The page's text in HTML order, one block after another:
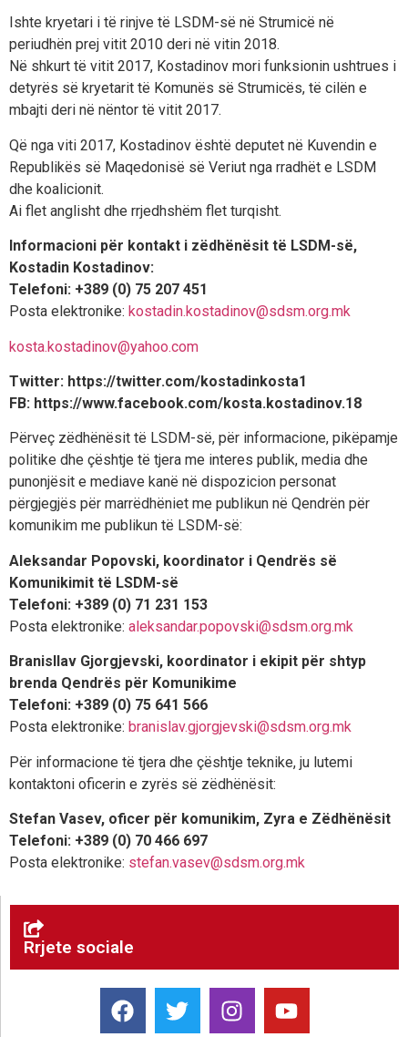
Ishte kryetari i të rinjve të LSDM-së në Strumicë në
periudhën prej vitit 2010 deri në vitin 2018.
Në shkurt të vitit 2017, Kostadinov mori funksionin ushtrues i
detyrës së kryetarit të Komunës së Strumicës, të cilën e
mbajti deri në nëntor të vitit 2017.
Që nga viti 2017, Kostadinov është deputet në Kuvendin e
Republikës së Maqedonisë së Veriut nga rradhët e LSDM
dhe koalicionit.
Ai flet anglisht dhe rrjedhshëm flet turqisht.
Informacioni për kontakt i zëdhënësit të LSDM-së,
Kostadin Kostadinov:
Telefoni: +389 (0) 75 207 451
Posta elektronike: kostadin.kostadinov@sdsm.org.mk
kosta.kostadinov@yahoo.com
Twitter: https://twitter.com/kostadinkosta1
FB: https://www.facebook.com/kosta.kostadinov.18
Përveç zëdhënësit të LSDM-së, për informacione, pikëpamje
politike dhe çështje të tjera me interes publik, media dhe
punonjësit e mediave kanë në dispozicion personat
përgjegjës për marrëdhëniet me publikun në Qendrën për
komunikim me publikun të LSDM-së:
Aleksandar Popovski, koordinator i Qendrës së
Komunikimit të LSDM-së
Telefoni: +389 (0) 71 231 153
Posta elektronike: aleksandar.popovski@sdsm.org.mk
Branisllav Gjorgjevski, koordinator i ekipit për shtyp
brenda Qendrës për Komunikime
Telefoni: +389 (0) 75 641 566
Posta elektronike: branislav.gjorgjevski@sdsm.org.mk
Për informacione të tjera dhe çështje teknike, ju lutemi
kontaktoni oficerin e zyrës së zëdhënësit:
Stefan Vasev, oficer për komunikim, Zyra e Zëdhënësit
Telefoni: +389 (0) 70 466 697
Posta elektronike: stefan.vasev@sdsm.org.mk
Rrjete sociale